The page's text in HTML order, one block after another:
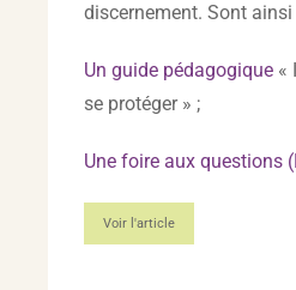
discernement. Sont
Un guide pédagogique «
se protéger » ;
Une foire aux questions
Voir l'article